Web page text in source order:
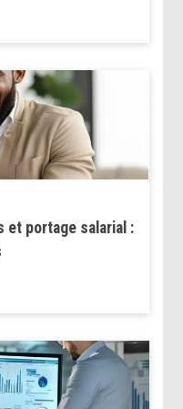
et portage salarial :